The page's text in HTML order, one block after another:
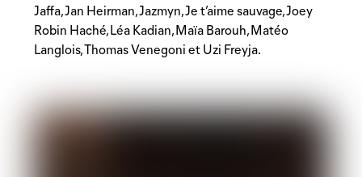
Jaffa, Jan Heirman, Jazmyn, Je t’aime sauvage, Joey
Robin Haché, Léa Kadian, Maïa Barouh, Matéo
Langlois, Thomas Venegoni et Uzi Freyja.